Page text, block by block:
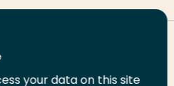
your data on this site